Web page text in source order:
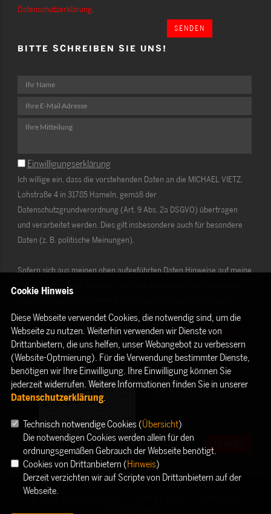
Datenschutzerklärung.
SENDEN
BITTE SCHREIBEN SIE UNS!
Einwilligungserklärung
Ich willige ein, dass die vorstehenden Daten an die MICHAEL VIETZ,
Lohstraße 4 in 31785 Hameln, gemäß der
Datenschutzgrundverordnung (Art. 9 Abs. 2a DSGVO) übertragen
und verarbeitet werden. Dies gilt insbesondere auch für besondere
Daten (z. B. politische Meinungen).
Sofern sich aus meinen oben aufgeführten Daten Hinweise auf meine
ethnische Herkunft, Religion, politische Einstellung oder Gesundheit
Die Rechte als Betroffener aus der DSGVO ( Datenschutzerklärung
habe ich gelesen und verstanden.
Cookie Hinweis
Diese Webseite verwendet Cookies, die notwendig sind, um die
Webseite zu nutzen. Weiterhin verwenden wir Dienste von
Drittanbietern, die uns helfen, unser Webangebot zu verbessern
(Website-Optmierung). Für die Verwendung bestimmter Dienste,
benötigen wir Ihre Einwilligung. Ihre Einwilligung können Sie
jederzeit widerrufen. Weitere Informationen finden Sie in unserer
Datenschutzerklärung.
Technisch notwendige Cookies (Übersicht)
Die notwendigen Cookies werden allein für den
ordnungsgemäßen Gebrauch der Webseite benötigt.
Cookies von Drittanbietern (Hinweis)
Derzeit verzichten wir auf Scripte von Drittanbietern auf der
Webseite.